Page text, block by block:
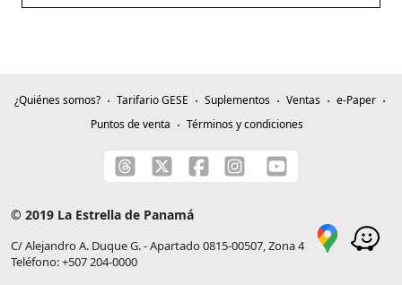
¿Quiénes somos? Tarifario GESE Suplementos Ventas
e-Paper
Puntos de venta
Términos y condiciones
© 2019 La Estrella de Panamá
C/ Alejandro A. Duque G. - Apartado 0815-00507, Zona 4
Teléfono: +507 204-0000